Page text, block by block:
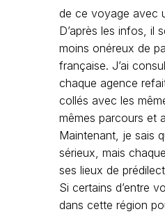
de ce voyage avec
D’après les infos, il
moins onéreux de
française. J’ai
chaque agence
collés avec les
mêmes parcours et
Maintenant, je sais
sérieux, mais
ses lieux de
Si certains d’entre
dans cette région